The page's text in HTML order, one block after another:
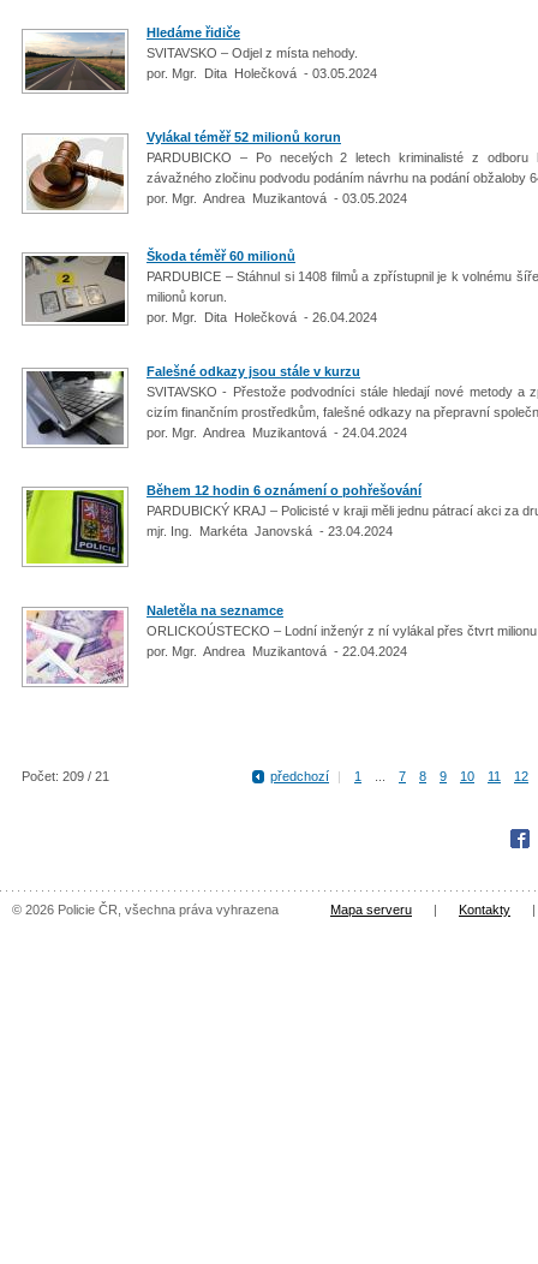
Hledáme řidiče
SVITAVSKO – Odjel z místa nehody.
por. Mgr. Dita Holečková - 03.05.2024
Vylákal téměř 52 milionů korun
PARDUBICKO – Po necelých 2 letech kriminalisté z
závažného zločinu podvodu podáním návrhu na podání obžaloby
por. Mgr. Andrea Muzikantová - 03.05.2024
Škoda téměř 60 milionů
PARDUBICE – Stáhnul si 1408 filmů a zpřístupnil je k volnému
milionů korun.
por. Mgr. Dita Holečková - 26.04.2024
Falešné odkazy jsou stále v kurzu
SVITAVSKO - Přestože podvodníci stále hledají nové metody
cizím finančním prostředkům, falešné odkazy na přepravní
por. Mgr. Andrea Muzikantová - 24.04.2024
Během 12 hodin 6 oznámení o pohřešování
PARDUBICKÝ KRAJ – Policisté v kraji měli jednu pátrací akci za
mjr. Ing. Markéta Janovská - 23.04.2024
Naletěla na seznamce
ORLICKOÚSTECKO – Lodní inženýr z ní vylákal přes čtvrt
por. Mgr. Andrea Muzikantová - 22.04.2024
Počet: 209 / 21 předchozí | 1 7 8 9 10 11 12
© 2026 Policie ČR, všechna práva vyhrazena Mapa serveru | Kontakty |